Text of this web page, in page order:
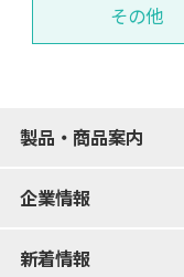
その他
製品・商品案内
企業情報
新着情報